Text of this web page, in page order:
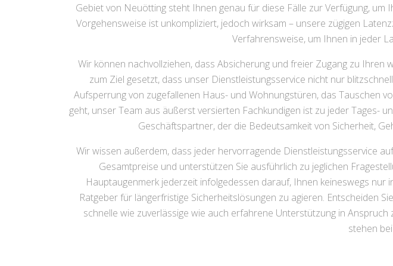
Gebiet von Neuötting steht Ihnen genau für diese Fälle zur Verfügung,
Vorgehensweise ist unkompliziert, jedoch wirksam – unsere zügigen
Verfahrensweise, um Ihnen in jeder
Wir können nachvollziehen, dass Absicherung und freier Zugang zu
zum Ziel gesetzt, dass unser Dienstleistungsservice nicht nur
Aufsperrung von zugefallenen Haus- und Wohnungstüren, das Tauschen
geht, unser Team aus äußerst versierten Fachkundigen ist zu jeder Tages-
Geschäftspartner, der die Bedeutsamkeit von Sicherheit,
Wir wissen außerdem, dass jeder hervorragende Dienstleistungsservice
Gesamtpreise und unterstützen Sie ausführlich zu jeglichen
Hauptaugenmerk jederzeit infolgedessen darauf, Ihnen keineswegs
Ratgeber für längerfristige Sicherheitslösungen zu agieren. Entscheiden
schnelle wie zuverlässige wie auch erfahrene Unterstützung in
stehen